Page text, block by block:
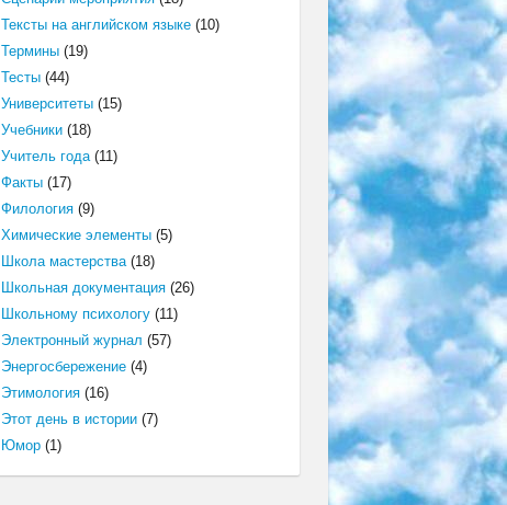
Тексты на английском языке(10)
Термины(19)
Тесты(44)
Университеты(15)
Учебники(18)
Учитель года(11)
Факты(17)
Филология(9)
Химические элементы(5)
Школа мастерства(18)
Школьная документация(26)
Школьному психологу(11)
Электронный журнал (57)
Энергосбережение(4)
Этимология(16)
Этот день в истории(7)
Юмор(1)